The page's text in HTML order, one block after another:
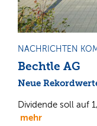
NACHRICHTEN
Bechtle AG
Neue
Dividende soll auf
mehr